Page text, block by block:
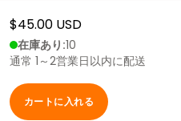
$45.00 USD
在庫あり :10
通常 1～2営業日以内に配送
カートに入れる